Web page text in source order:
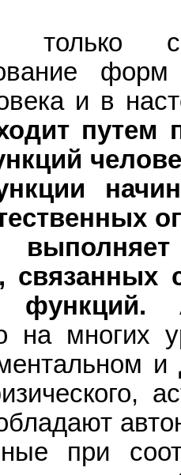
только
и в
путем
функций.
на многих
и
при